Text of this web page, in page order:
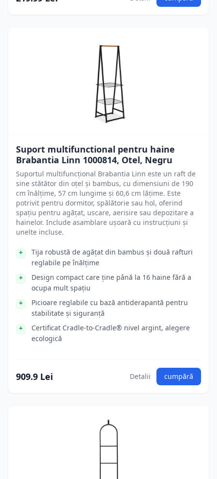
Suport multifunctional pentru haine
Brabantia Linn 1000814, Otel, Negru
Suportul multifuncțional Brabantia Linn este un raft de
sine stătător din oțel și bambus, cu dimensiuni de 190
cm înălțime, 57 cm lungime și 60,6 cm lățime. Este
potrivit pentru dormitor, spălătorie sau hol, oferind
spațiu pentru agățat, uscare, aerisire sau depozitare a
hainelor. Include asamblare ușoară cu instrucțiuni și
unelte incluse.
Tija robustă de agățat din bambus și două rafturi
reglabile pe înălțime
Design compact care ține până la 16 haine fără a
ocupa mult spațiu
Picioare reglabile cu bază antiderapantă pentru
stabilitate și siguranță
Certificat Cradle-to-Cradle® nivel argint, alegere
ecologică
909.9 Lei Detalii cumpără